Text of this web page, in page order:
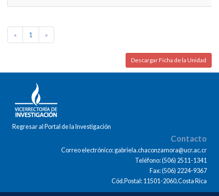
« 1 »
Descargar Ficha de la Unidad
Regresar al Portal de la Investigación
Contacto
Correo electrónico: gabriela.chaconzamora@ucr.ac.cr
Teléfono: (506) 2511-1341
Fax: (506) 2224-9367
Cód.Postal: 11501-2060,Costa Rica